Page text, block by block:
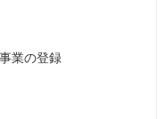
業の登録